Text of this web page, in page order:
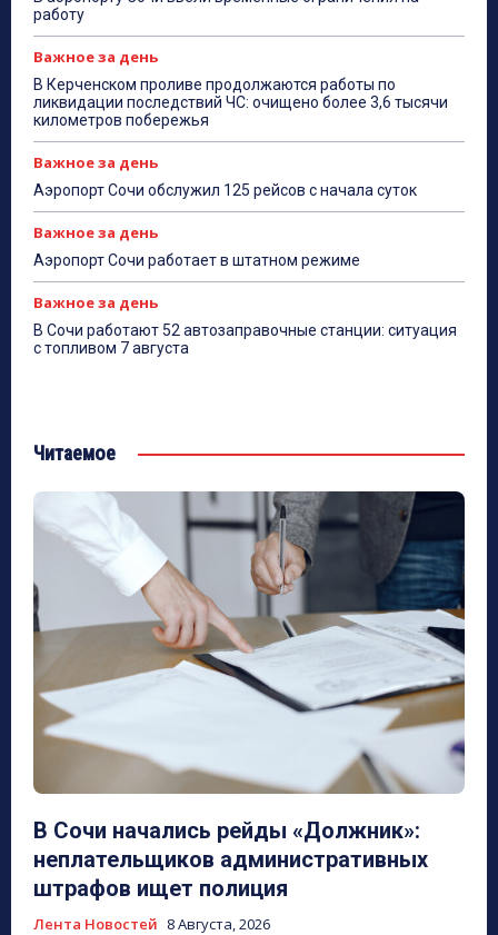
работу
Важное за день
В Керченском проливе продолжаются работы по
ликвидации последствий ЧС: очищено более 3,6 тысячи
километров побережья
Важное за день
Аэропорт Сочи обслужил 125 рейсов с начала суток
Важное за день
Аэропорт Сочи работает в штатном режиме
Важное за день
В Сочи работают 52 автозаправочные станции: ситуация
с топливом 7 августа
Читаемое
В Сочи начались рейды «Должник»:
неплательщиков административных
штрафов ищет полиция
Лента Новостей 8 Августа, 2026